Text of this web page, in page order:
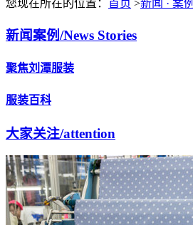
您现在所在的位置： 首页 >新闻 · 案例
新闻案例/News Stories
聚焦刘潭服装
服装百科
大家关注/attention